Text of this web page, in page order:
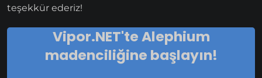
teşekkür ederiz!
Vipor.NET'te Alephium
madenciliğine başlayın!